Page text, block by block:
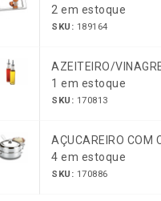
2 em estoque
SKU: 189164
AZEITEIRO/
1 em estoque
SKU: 170813
AÇUCAREIRO COM
4 em estoque
SKU: 170886